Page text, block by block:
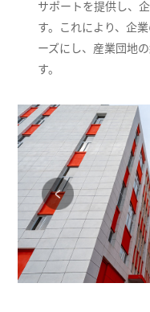
サポートを提供し、
す。これにより、企
ーズにし、産業団地
す。